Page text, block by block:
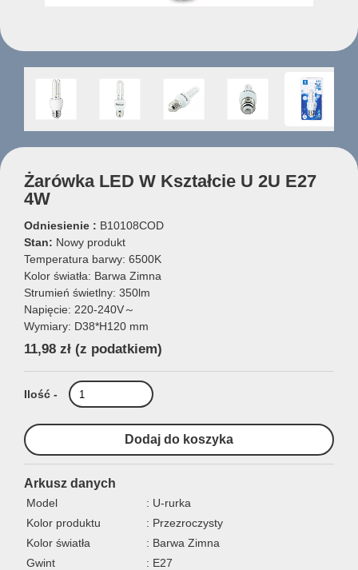
Żarówka LED W Kształcie U 2U E27
4W
Odniesienie : B10108COD
Stan: Nowy produkt
Temperatura barwy: 6500K
Kolor światła: Barwa Zimna
Strumień świetlny: 350lm
Napięcie: 220-240V～
Wymiary: D38*H120 mm
11,98 zł (z podatkiem)
Ilość -
Arkusz danych
Model
: U-rurka
Kolor produktu
: Przezroczysty
Kolor światła
: Barwa Zimna
Gwint
: E27